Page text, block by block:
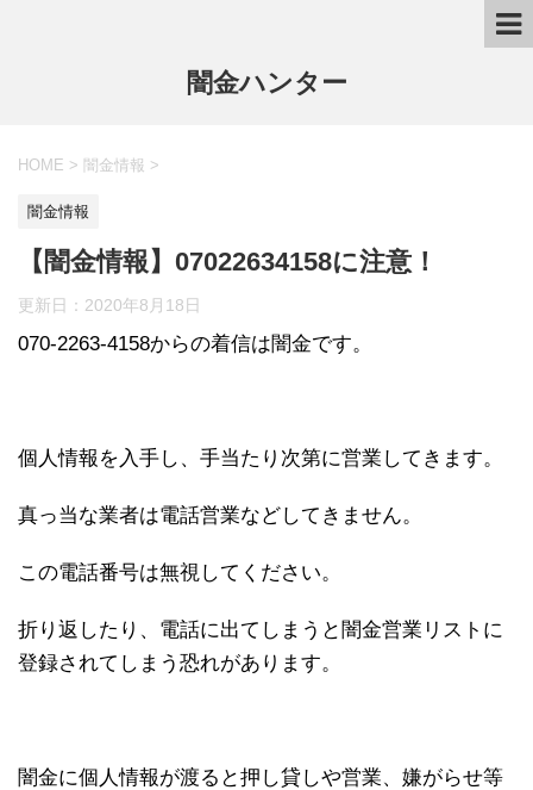
闇金ハンター
HOME > 闇金情報 >
闇金情報
【闇金情報】07022634158に注意！
更新日： 2020年8月18日
070-2263-4158からの着信は闇金です。
個人情報を入手し、手当たり次第に営業してきます。
真っ当な業者は電話営業などしてきません。
この電話番号は無視してください。
折り返したり、電話に出てしまうと闇金営業リストに
登録されてしまう恐れがあります。
闇金に個人情報が渡ると押し貸しや営業、嫌がらせ等